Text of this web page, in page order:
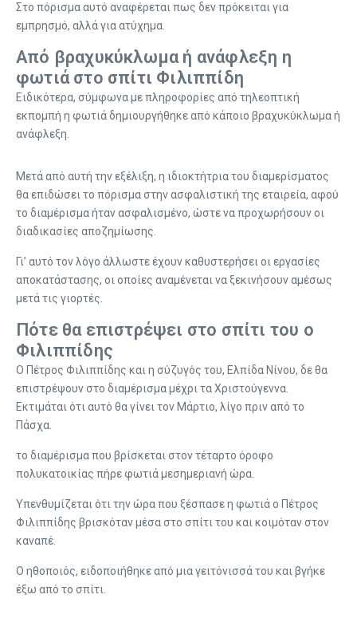
Στο πόρισμα αυτό αναφέρεται πως δεν πρόκειται για
εμπρησμό, αλλά για ατύχημα.
Από βραχυκύκλωμα ή ανάφλεξη η
φωτιά στο σπίτι Φιλιππίδη
Ειδικότερα, σύμφωνα με πληροφορίες από τηλεοπτική
εκπομπή η φωτιά δημιουργήθηκε από κάποιο βραχυκύκλωμα ή
ανάφλεξη.
Μετά από αυτή την εξέλιξη, η ιδιοκτήτρια του διαμερίσματος
θα επιδώσει το πόρισμα στην ασφαλιστική της εταιρεία, αφού
το διαμέρισμα ήταν ασφαλισμένο, ώστε να προχωρήσουν οι
διαδικασίες αποζημίωσης.
Γι’ αυτό τον λόγο άλλωστε έχουν καθυστερήσει οι εργασίες
αποκατάστασης, οι οποίες αναμένεται να ξεκινήσουν αμέσως
μετά τις γιορτές.
Πότε θα επιστρέψει στο σπίτι του ο
Φιλιππίδης
Ο Πέτρος Φιλιππίδης και η σύζυγός του, Ελπίδα Νίνου, δε θα
επιστρέψουν στο διαμέρισμα μέχρι τα Χριστούγεννα.
Εκτιμάται ότι αυτό θα γίνει τον Μάρτιο, λίγο πριν από το
Πάσχα.
το διαμέρισμα που βρίσκεται στον τέταρτο όροφο
πολυκατοικίας πήρε φωτιά μεσημεριανή ώρα.
Υπενθυμίζεται ότι την ώρα που ξέσπασε η φωτιά ο Πέτρος
Φιλιππίδης βρισκόταν μέσα στο σπίτι του και κοιμόταν στον
καναπέ.
Ο ηθοποιός, ειδοποιήθηκε από μια γειτόνισσά του και βγήκε
έξω από το σπίτι.